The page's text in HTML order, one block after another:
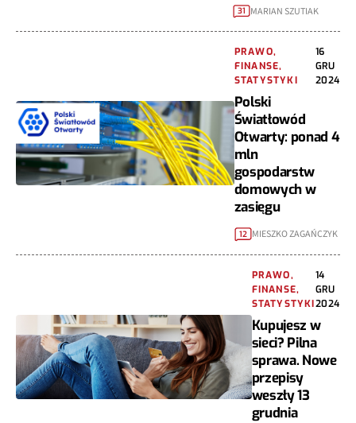
31 MARIAN SZUTIAK
PRAWO,
FINANSE,
STATYSTYKI
16
GRU
2024
Polski
Światłowód
Otwarty: ponad 4
mln
gospodarstw
domowych w
zasięgu
12 MIESZKO ZAGAŃCZYK
PRAWO,
FINANSE,
STATYSTYKI
14
GRU
2024
Kupujesz w
sieci? Pilna
sprawa. Nowe
przepisy
weszły 13
grudnia